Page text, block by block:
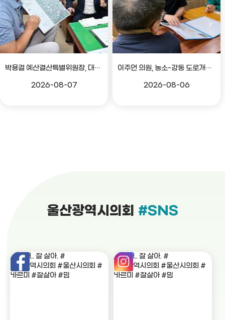
박용걸 예산결산특별위원장, 대공원로 확장공사 현안점검 간담회
2026-08-07
이주언 의원, 농소-강동 도로개설 민원 현장 점검
2026-08-06
울산광역시의회 #SNS